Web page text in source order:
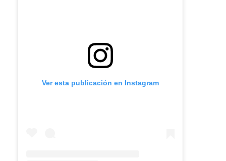
Ver esta publicación en Instagram